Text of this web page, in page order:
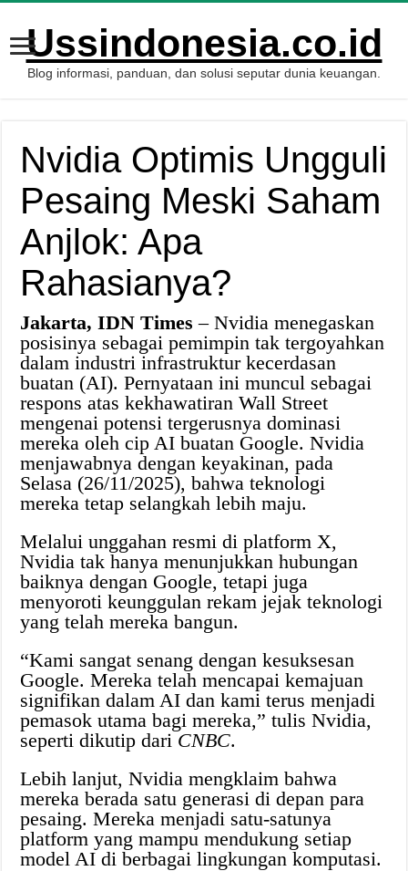
Ussindonesia.co.id
Blog informasi, panduan, dan solusi seputar dunia keuangan.
Nvidia Optimis Ungguli
Pesaing Meski Saham
Anjlok: Apa
Rahasianya?
Jakarta, IDN Times – Nvidia menegaskan
posisinya sebagai pemimpin tak tergoyahkan
dalam industri infrastruktur kecerdasan
buatan (AI). Pernyataan ini muncul sebagai
respons atas kekhawatiran Wall Street
mengenai potensi tergerusnya dominasi
mereka oleh cip AI buatan Google. Nvidia
menjawabnya dengan keyakinan, pada
Selasa (26/11/2025), bahwa teknologi
mereka tetap selangkah lebih maju.
Melalui unggahan resmi di platform X,
Nvidia tak hanya menunjukkan hubungan
baiknya dengan Google, tetapi juga
menyoroti keunggulan rekam jejak teknologi
yang telah mereka bangun.
“Kami sangat senang dengan kesuksesan
Google. Mereka telah mencapai kemajuan
signifikan dalam AI dan kami terus menjadi
pemasok utama bagi mereka,” tulis Nvidia,
seperti dikutip dari CNBC.
Lebih lanjut, Nvidia mengklaim bahwa
mereka berada satu generasi di depan para
pesaing. Mereka menjadi satu-satunya
platform yang mampu mendukung setiap
model AI di berbagai lingkungan komputasi.